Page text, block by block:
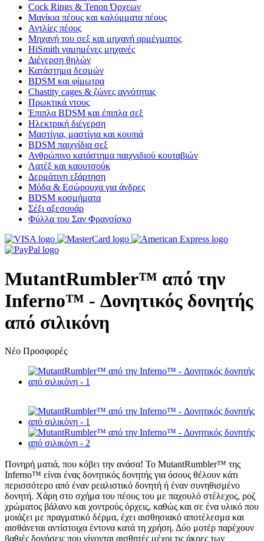
Cock Rings & Tenon Όρχεων
Μανίκια πέους και καλύμματα πέους
Αντλίες πέους
Μηχανή του σεξ και μηχανή αρμέγματος
HiSmith γαμημένες μηχανές
Διέγερση θηλών
Κατάστημα δεσμών
BDSM και φίμωτρα
Chastity cages & ζώνες αγνότητας
Πρωκτικά ντους
Έπιπλα BDSM και έπιπλα σεξ
Ηλεκτρική διέγερση
Μαστίγια, μαστίγια και κουπιά
BDSM παιχνίδια σεξ
Ανθρώπινο κατάστημα παιχνιδιού κουταβιών
Λατέξ και καουτσούκ
Δερμάτινη εξάρτηση
Μόδα & Εσώρουχα για άνδρες
BDSM κοσμήματα
Σέξι αξεσουάρ
Φύλλα του Σαν Φρανσίσκο
MutantRumbler™ από την
Inferno™ - Δονητικός δονητής
από σιλικόνη
Νέο Προσφορές
Πονηρή ματιά, που κόβει την ανάσα! Το MutantRumbler™ της
Inferno™ είναι ένας δονητικός δονητής για όσους θέλουν κάτι
περισσότερο από έναν ρεαλιστικό δονητή ή έναν συνηθισμένο
δονητή. Χάρη στο σχήμα του πέους του με παχουλό στέλεχος, ροζ
χρώματος βάλανο και χοντρούς όρχεις, καθώς και σε ένα υλικό που
μοιάζει με πραγματικό δέρμα, έχει αισθησιακό αποτέλεσμα και
αισθάνεται αντίστοιχα έντονα κατά τη χρήση. Δύο μοτέρ παρέχουν
βαθιές δονήσεις που γίνονται αισθητές μέχρι τις άκρες των